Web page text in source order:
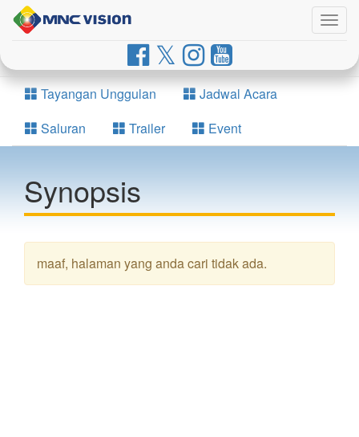
Tayangan Unggulan
Jadwal Acara
Saluran
Trailer Event
Synopsis
maaf, halaman yang anda cari tidak ada.